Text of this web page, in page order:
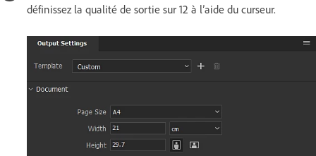
définissez la qualité de sortie sur 12 à l’aide du curseur.